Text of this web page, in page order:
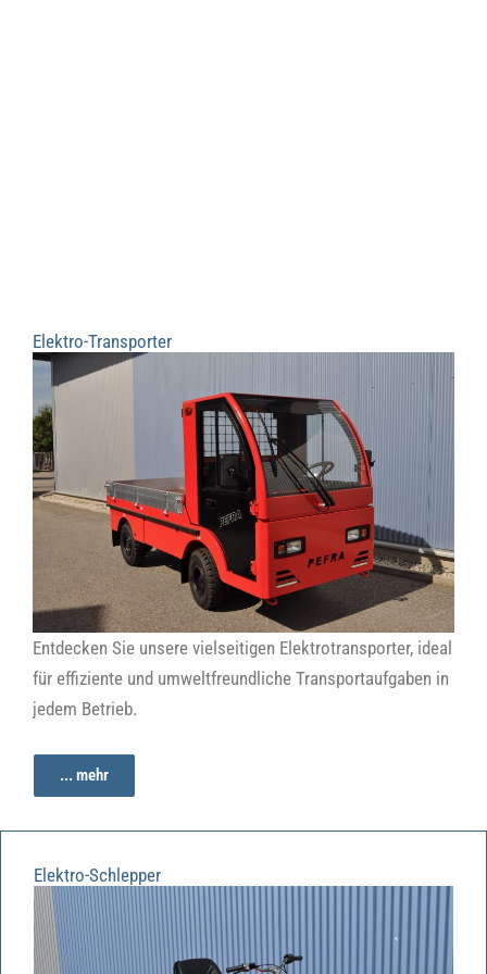
Elektro-Transporter
Entdecken Sie unsere vielseitigen Elektrotransporter, ideal
für effiziente und umweltfreundliche Transportaufgaben in
jedem Betrieb.
... mehr
Elektro-Schlepper